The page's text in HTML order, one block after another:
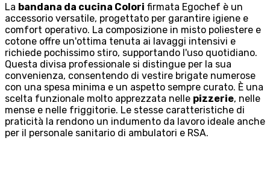
La bandana da cucina Colori firmata Egochef è un
accessorio versatile, progettato per garantire igiene e
comfort operativo. La composizione in misto poliestere e
cotone offre un'ottima tenuta ai lavaggi intensivi e
richiede pochissimo stiro, supportando l'uso quotidiano.
Questa divisa professionale si distingue per la sua
convenienza, consentendo di vestire brigate numerose
con una spesa minima e un aspetto sempre curato. È una
scelta funzionale molto apprezzata nelle pizzerie, nelle
mense e nelle friggitorie. Le stesse caratteristiche di
praticità la rendono un indumento da lavoro ideale anche
per il personale sanitario di ambulatori e RSA.